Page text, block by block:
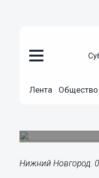
Лента Общество
Около
Нижний Новгород.